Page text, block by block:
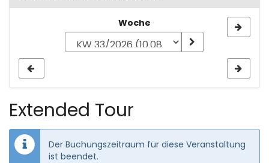
zur
Woche
Extended Tour
Der Buchungszeitraum für diese Veranstaltung
ist beendet.